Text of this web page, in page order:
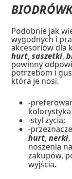
Podobnie jak
wygodnych i
akcesoriów dla
hurt,saszetki,
powinny
potrzebom i
która je nosi:
-
-styl życia;
-
hurt,nerki,
noszenia
zakupów,
wyjścia.